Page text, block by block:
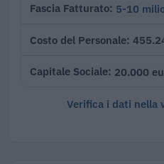
Fascia Fatturato 5-10
Costo del Personale
Capitale Sociale 20.000
Verifica i dati nella